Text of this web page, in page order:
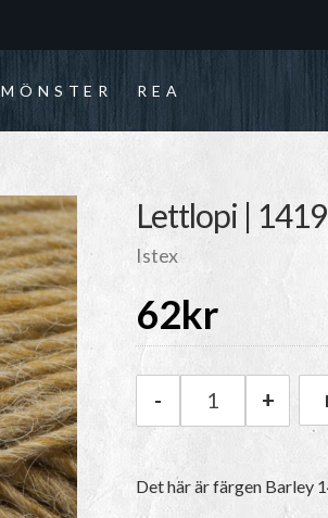
MÖNSTER REA
Lettlopi |
Istex
62kr
Istex Lettlopi |
- +
Det här är färgen Barley